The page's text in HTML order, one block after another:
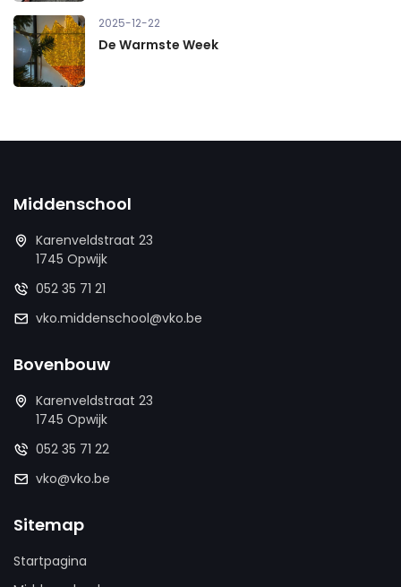
2025-12-22
De Warmste Week
Middenschool
Karenveldstraat 23
1745 Opwijk
052 35 71 21
vko.middenschool@vko.be
Bovenbouw
Karenveldstraat 23
1745 Opwijk
052 35 71 22
vko@vko.be
Sitemap
Startpagina